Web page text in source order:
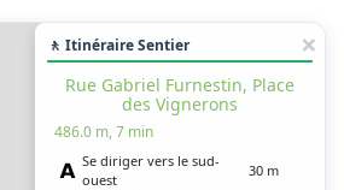
🚶 Itinéraire Sentier
Rue Gabriel Furnestin, Place
des Vignerons
486.0 m, 7 min
Se diriger vers le sud-
ouest
30 m